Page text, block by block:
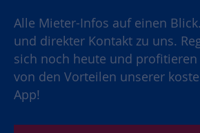
Alle Mieter-Infos auf einen
und direkter Kontakt zu uns.
sich noch heute und
von den Vorteilen unserer
App!